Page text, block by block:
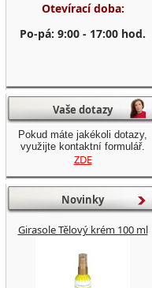
Otevírací doba:
Po-pá: 9:00 - 17:00 hod.
Vaše dotazy
Pokud máte jakékoli dotazy,
využijte kontaktní formulář.
ZDE
Novinky
Girasole Tělový krém 100 ml